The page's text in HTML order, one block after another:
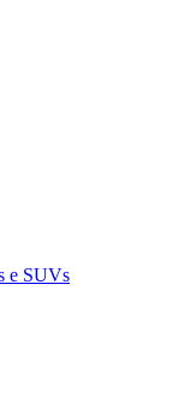
e SUVs